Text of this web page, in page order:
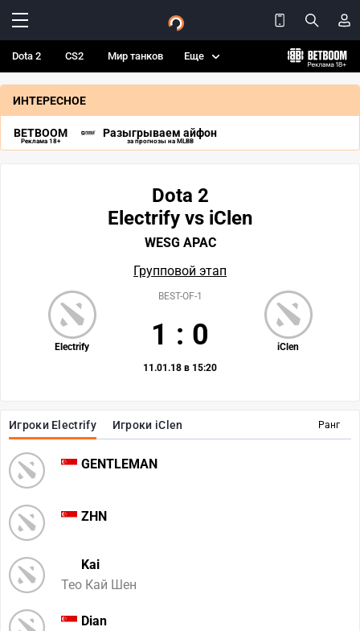
Dota 2 CS2 Мир танков Еще
ИНТЕРЕСНОЕ
BETBOOM
Реклама 18+
Разыгрываем айфон
за прогнозы на MLBB
Ранг
Игроки Electrify Игроки iClen
GENTLEMAN
ZHN
Kai
Тео Кай Шен
Dian
Dota 2
Electrify vs iClen
WESG APAC
Групповой этап
Electrify iClen
BEST-OF-1
1 : 0
11.01.18 в 15:20